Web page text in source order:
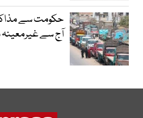
حکومت سے
آج سے غیرمعینہ